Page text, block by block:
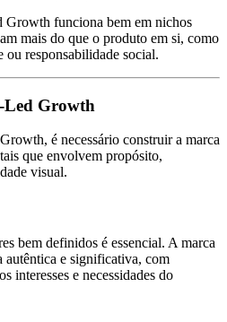
funciona bem em nichos
mais do que o produto em si, como
ou responsabilidade social.
Led Growth
é necessário construir a marca
que envolvem propósito,
visual.
bem definidos é essencial. A marca
autêntica e significativa, com
interesses e necessidades do